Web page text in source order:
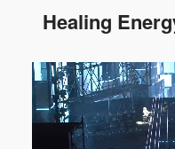
Healing